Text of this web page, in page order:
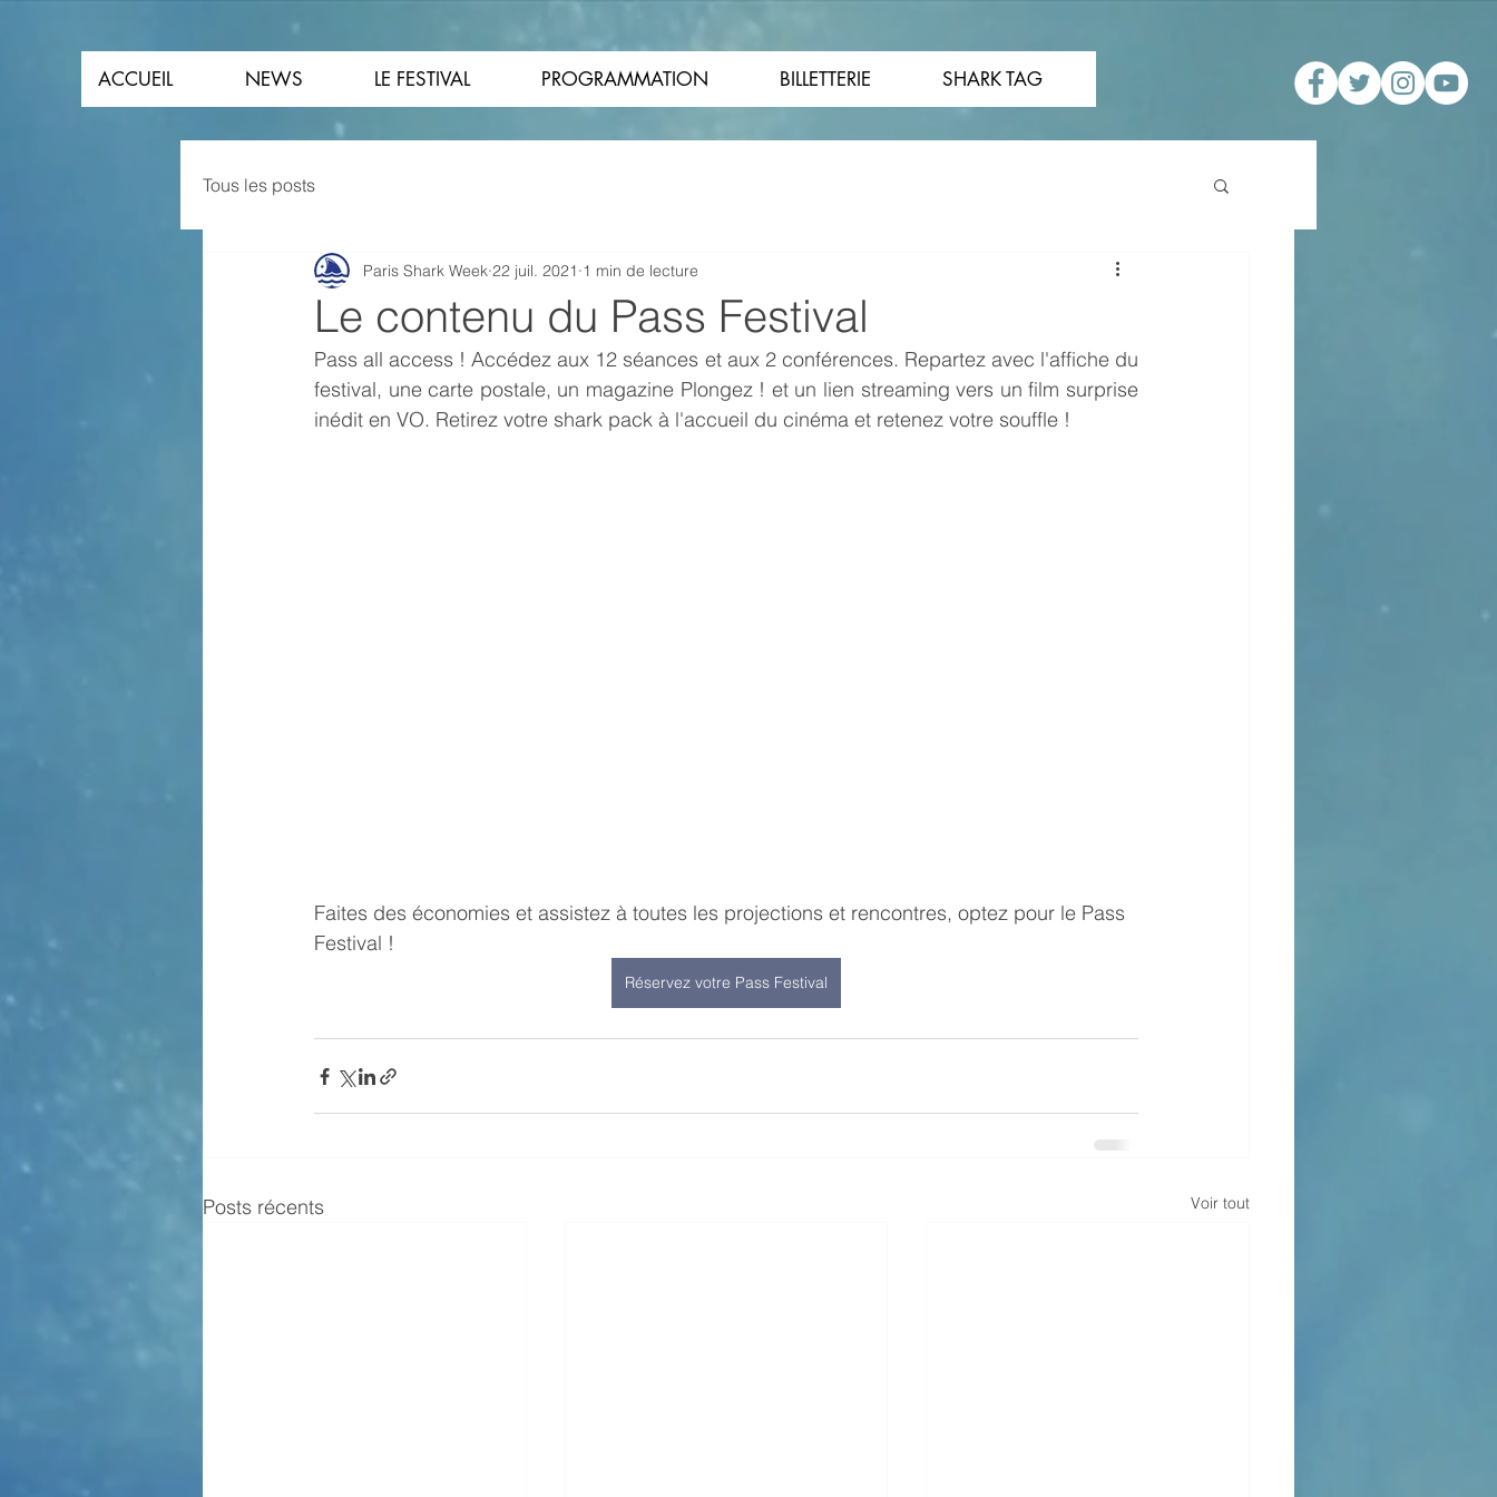
ACCUEIL NEWS LE FESTIVAL PROGRAMMATION BILLETTERIE SHARK TAG
Tous les posts
Le contenu du Pass Festival
Paris Shark Week 22 juil. 2021 1 min de lecture
Pass all access ! Accédez aux 12 séances et aux 2 conférences. Repartez avec l'affiche du
festival, une carte postale, un magazine Plongez ! et un lien streaming vers un film surprise
inédit en VO. Retirez votre shark pack à l'accueil du cinéma et retenez votre souffle !
Faites des économies et assistez à toutes les projections et rencontres, optez pour le Pass
Festival !
Réservez votre Pass Festival
Posts récents Voir tout